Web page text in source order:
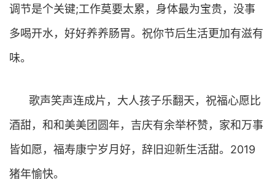
调节是个关键;工作莫要太累，身体最为宝贵，没事
多喝开水，好好养养肠胃。祝你节后生活更加有滋有
味。
歌声笑声连成片，大人孩子乐翻天，祝福心愿比
酒甜，和和美美团圆年，吉庆有余举杯赞，家和万事
皆如愿，福寿康宁岁月好，辞旧迎新生活甜。2019
猪年愉快。